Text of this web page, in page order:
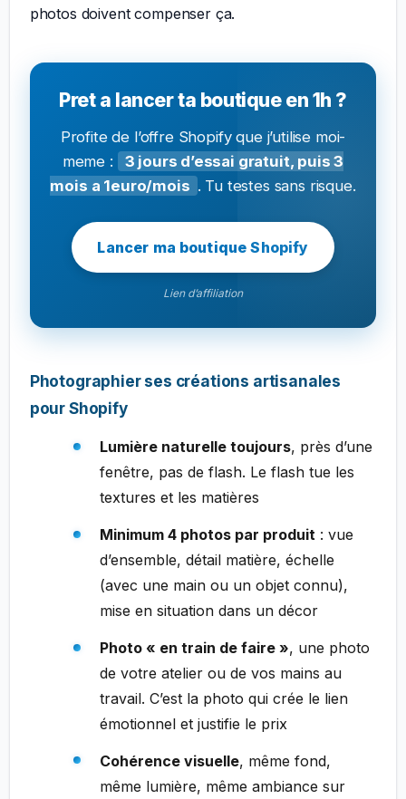
photos doivent compenser ça.
Pret a lancer ta boutique en 1h ?
Profite de l’offre Shopify que j’utilise moi-
meme :
3 jours d’essai gratuit, puis 3
mois a 1euro/mois . Tu testes sans risque.
Lancer ma boutique Shopify
Lien d’affiliation
Photographier ses créations artisanales
pour Shopify
Lumière naturelle toujours, près d’une
fenêtre, pas de flash. Le flash tue les
textures et les matières
Minimum 4 photos par produit: vue
d’ensemble, détail matière, échelle
(avec une main ou un objet connu),
mise en situation dans un décor
Photo « en train de faire », une photo
de votre atelier ou de vos mains au
travail. C’est la photo qui crée le lien
émotionnel et justifie le prix
Cohérence visuelle, même fond,
même lumière, même ambiance sur